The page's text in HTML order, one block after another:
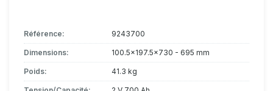
Référence: 9243700
Dimensions: 100.5x197.5x730 - 695 mm
Poids: 41.3 kg